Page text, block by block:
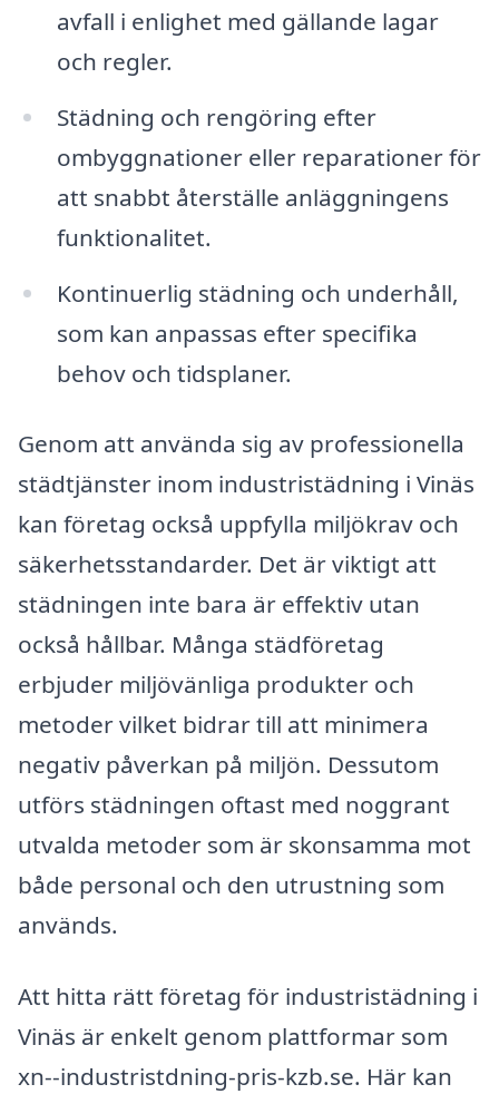
avfall i enlighet med gällande lagar
och regler.
Städning och rengöring efter
ombyggnationer eller reparationer för
att snabbt återställe anläggningens
funktionalitet.
Kontinuerlig städning och underhåll,
som kan anpassas efter specifika
behov och tidsplaner.
Genom att använda sig av professionella
städtjänster inom industristädning i Vinäs
kan företag också uppfylla miljökrav och
säkerhetsstandarder. Det är viktigt att
städningen inte bara är effektiv utan
också hållbar. Många städföretag
erbjuder miljövänliga produkter och
metoder vilket bidrar till att minimera
negativ påverkan på miljön. Dessutom
utförs städningen oftast med noggrant
utvalda metoder som är skonsamma mot
både personal och den utrustning som
används.
Att hitta rätt företag för industristädning i
Vinäs är enkelt genom plattformar som
xn--industristdning-pris-kzb.se. Här kan